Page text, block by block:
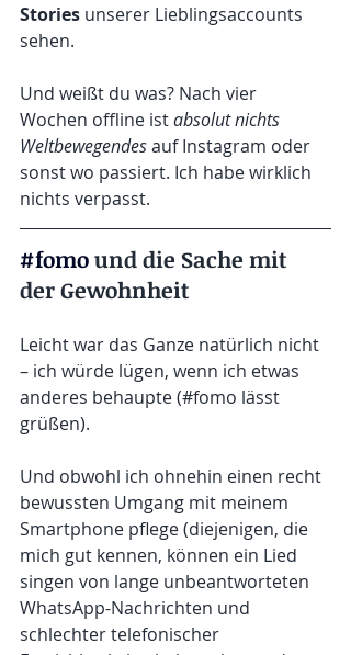
Stories unserer Lieblingsaccounts
sehen.
Und weißt du was? Nach vier
Wochen offline ist absolut nichts
Weltbewegendes auf Instagram oder
sonst wo passiert. Ich habe wirklich
nichts verpasst.
#fomo und die Sache mit
der Gewohnheit
Leicht war das Ganze natürlich nicht
– ich würde lügen, wenn ich etwas
anderes behaupte (#fomo lässt
grüßen).
Und obwohl ich ohnehin einen recht
bewussten Umgang mit meinem
Smartphone pflege (diejenigen, die
mich gut kennen, können ein Lied
singen von lange unbeantworteten
WhatsApp-Nachrichten und
schlechter telefonischer